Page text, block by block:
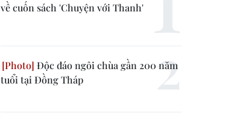
về cuốn sách 'Chuyện với Thanh'
Độc đáo ngôi chùa gần 200 năm
tuổi tại Đồng Tháp